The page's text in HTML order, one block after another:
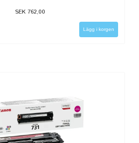
SEK 762,00